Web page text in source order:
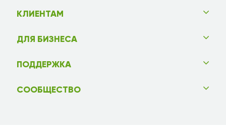
КЛИЕНТАМ
ДЛЯ БИЗНЕСА
ПОДДЕРЖКА
СООБЩЕСТВО